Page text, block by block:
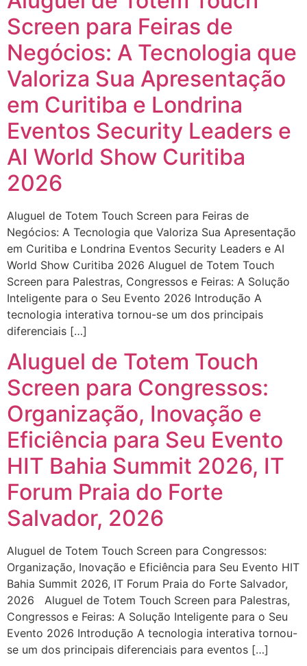
Screen para Feiras de
Negócios: A Tecnologia que
Valoriza Sua Apresentação
em Curitiba e Londrina
Eventos Security Leaders e
AI World Show Curitiba
2026
Aluguel de Totem Touch Screen para Feiras de
Negócios: A Tecnologia que Valoriza Sua Apresentação
em Curitiba e Londrina Eventos Security Leaders e AI
World Show Curitiba 2026 Aluguel de Totem Touch
Screen para Palestras, Congressos e Feiras: A Solução
Inteligente para o Seu Evento 2026 Introdução A
tecnologia interativa tornou-se um dos principais
diferenciais […]
Aluguel de Totem Touch
Screen para Congressos:
Organização, Inovação e
Eficiência para Seu Evento
HIT Bahia Summit 2026, IT
Forum Praia do Forte
Salvador, 2026
Aluguel de Totem Touch Screen para Congressos:
Organização, Inovação e Eficiência para Seu Evento HIT
Bahia Summit 2026, IT Forum Praia do Forte Salvador,
2026 Aluguel de Totem Touch Screen para Palestras,
Congressos e Feiras: A Solução Inteligente para o Seu
Evento 2026 Introdução A tecnologia interativa tornou-
se um dos principais diferenciais para eventos […]